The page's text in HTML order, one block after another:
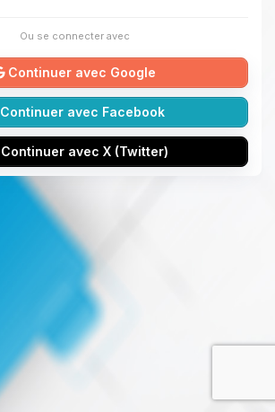
Ou se connecter avec
Continuer avec Google
Continuer avec Facebook
Continuer avec X (Twitter)